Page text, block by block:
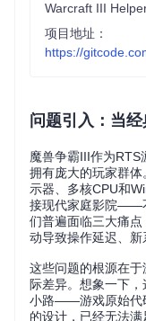
项目地址：
https://
问题引入：当
魔兽争霸III作为RTS
拥有庞大的玩家群
示器、多核CPU和
接现代家庭影院——
们普遍面临三大痛
动导致操作延迟、新
这些问题的根源在
际差异。想象一下
小路——游戏原始代
的设计，已经无法